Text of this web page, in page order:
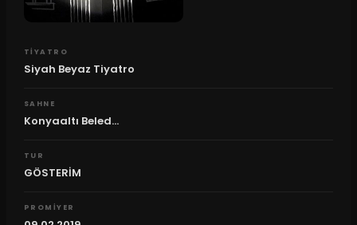
TIYATRO
Siyah Beyaz Tiyatro
SAHNE
Konyaaltı Beled...
TUR
GÖSTERİM
PROMIYER